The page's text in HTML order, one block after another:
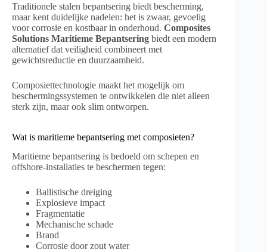
Traditionele stalen bepantsering biedt bescherming,
maar kent duidelijke nadelen: het is zwaar, gevoelig
voor corrosie en kostbaar in onderhoud. Composites
Solutions Maritieme Bepantsering biedt een modern
alternatief dat veiligheid combineert met
gewichtsreductie en duurzaamheid.
Composiettechnologie maakt het mogelijk om
beschermingssystemen te ontwikkelen die niet alleen
sterk zijn, maar ook slim ontworpen.
Wat is maritieme bepantsering met composieten?
Maritieme bepantsering is bedoeld om schepen en
offshore-installaties te beschermen tegen:
Ballistische dreiging
Explosieve impact
Fragmentatie
Mechanische schade
Brand
Corrosie door zout water